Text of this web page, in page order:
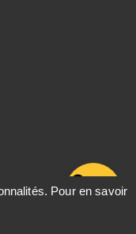
Pour en savoir